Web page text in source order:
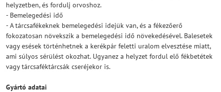
helyzetben, és fordulj orvoshoz.
- Bemelegedési idő
- A tárcsafékeknek bemelegedési idejük van, és a fékezőerő
fokozatosan növekszik a bemelegedési idő növekedésével. Balesetek
vagy esések történhetnek a kerékpár feletti uralom elvesztése miatt,
ami súlyos sérülést okozhat. Ugyanez a helyzet fordul elő fékbetétek
vagy tárcsaféktárcsák cseréjekor is.
Gyártó adatai